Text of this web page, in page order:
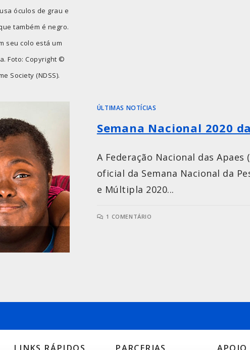
óculos de grau e
também é negro.
seu colo está um
Foto: Copyright ©
Society (NDSS).
ÚLTIMAS NOTÍCIAS
Semana Nacional 2020
A Federação Nacional das
oficial da Semana Nacional da
e Múltipla 2020...
1 COMENTÁRIO